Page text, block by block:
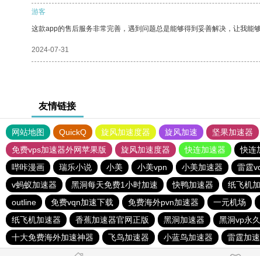
游客
这款app的售后服务非常完善，遇到问题总是能够得到妥善解决，让我能够
2024-07-31
友情链接
网站地图 QuickQ 旋风加速度器 旋风加速 坚果加速器
免费vps加速器外网苹果版
旋风加速度器 快连加速器 快连
哔咔漫画
瑞乐小说 小美 小美vpn 小美加速器 雷霆
v蚂蚁加速器
黑洞每天免费1小时加速 快鸭加速器 纸飞机
outline
免费vqn加速下载 免费海外pvn加速器 一元机场
纸飞机加速器
香蕉加速器官网正版 黑洞加速器 黑洞vp永
十大免费海外加速神器
飞鸟加速器 小蓝鸟加速器 雷霆加